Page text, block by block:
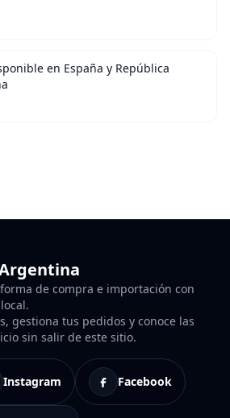
en España y República
de compra e importación con
gestiona tus pedidos y conoce las
sin salir de este sitio.
Instagram Facebook